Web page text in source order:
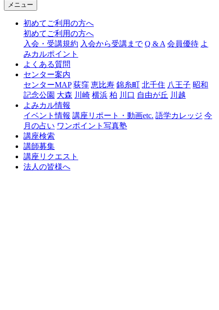
メニュー
初めてご利用の方へ
初めてご利用の方へ
入会・受講規約 入会から受講まで Q & A 会員優待 よ
みカルポイント
よくある質問
センター案内
センターMAP 荻窪 恵比寿 錦糸町 北千住 八王子 昭和
記念公園 大森 川崎 横浜 柏 川口 自由が丘 川越
よみカル情報
イベント情報 講座リポート・動画etc. 語学カレッジ 今
月の占い ワンポイント写真塾
講座検索
講師募集
講座リクエスト
法人の皆様へ